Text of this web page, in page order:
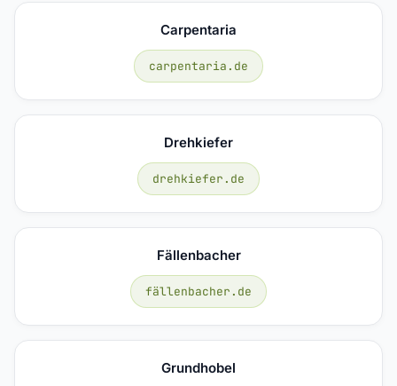
Carpentaria
carpentaria.de
Drehkiefer
drehkiefer.de
Fällenbacher
fällenbacher.de
Grundhobel